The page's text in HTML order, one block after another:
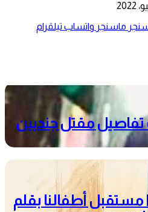
ماسنجر واتساب تيلقرام
مقتل جنديين
مستقبل أطفالنا بقلم